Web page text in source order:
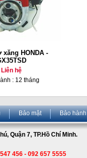
HONDA -
Liên hệ
: 12 tháng
Bảo mật Bảo hành
Quận 7, TP.Hồ Chí Minh.
456 - 092 657 5555